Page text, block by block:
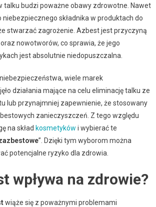
talku budzi poważne obawy zdrowotne. Nawet
składnika w produktach do
stwarzać zagrożenie. Azbest jest przyczyną
nowotworów, co sprawia, że jego
jest absolutnie niedopuszczalna.
wiele marek
działania mające na celu eliminację talku ze
lub przynajmniej zapewnienie, że stosowany
zanieczyszczeń. Z tego względu
na skład kosmetyków i wybierać te
”. Dzięki tym wyborom można
potencjalne ryzyko dla zdrowia.
wpływa na zdrowie?
wiąże się z poważnymi problemami